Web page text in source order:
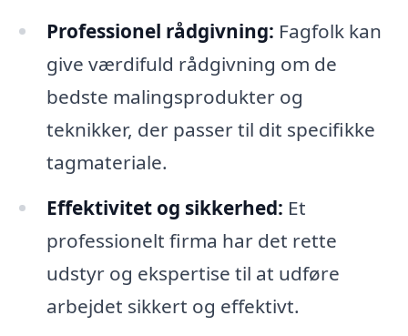
Professionel rådgivning: Fagfolk kan
give værdifuld rådgivning om de
bedste malingsprodukter og
teknikker, der passer til dit specifikke
tagmateriale.
Effektivitet og sikkerhed: Et
professionelt firma har det rette
udstyr og ekspertise til at udføre
arbejdet sikkert og effektivt.